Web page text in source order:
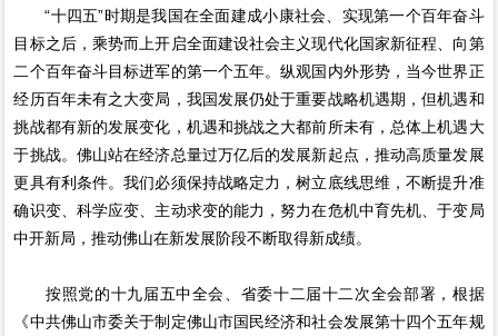
“十四五”时期是我国在全面建成小康社会、实现第一个百年奋斗
目标之后，乘势而上开启全面建设社会主义现代化国家新征程、向第
二个百年奋斗目标进军的第一个五年。纵观国内外形势，当今世界正
经历百年未有之大变局，我国发展仍处于重要战略机遇期，但机遇和
挑战都有新的发展变化，机遇和挑战之大都前所未有，总体上机遇大
于挑战。佛山站在经济总量过万亿后的发展新起点，推动高质量发展
更具有利条件。我们必须保持战略定力，树立底线思维，不断提升准
确识变、科学应变、主动求变的能力，努力在危机中育先机、于变局
中开新局，推动佛山在新发展阶段不断取得新成绩。
按照党的十九届五中全会、省委十二届十二次全会部署，根据
《中共佛山市委关于制定佛山市国民经济和社会发展第十四个五年规